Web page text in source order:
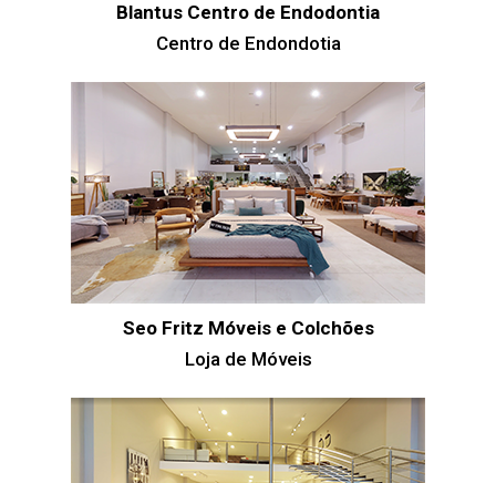
Blantus Centro de Endodontia
Centro de Endondotia
Seo Fritz Móveis e Colchões
Loja de Móveis